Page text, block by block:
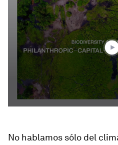
minutes,
seconds
No hablamos sólo del